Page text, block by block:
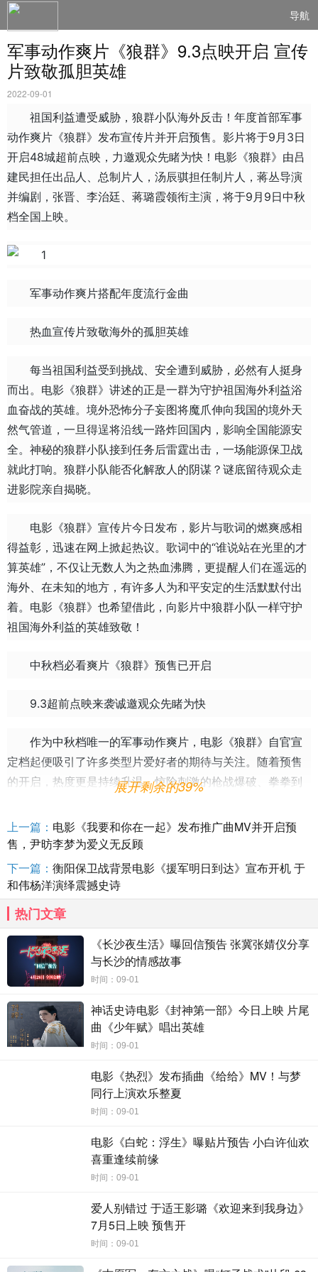
导航
军事动作爽片《狼群》9.3点映开启 宣传
片致敬孤胆英雄
2022-09-01
祖国利益遭受威胁，狼群小队海外反击！年度首部军事
动作爽片《狼群》发布宣传片并开启预售。影片将于9月3日
开启48城超前点映，力邀观众先睹为快！电影《狼群》由吕
建民担任出品人、总制片人，汤辰骐担任制片人，蒋丛导演
并编剧，张晋、李治廷、蒋璐霞领衔主演，将于9月9日中秋
档全国上映。
军事动作爽片搭配年度流行金曲
热血宣传片致敬海外的孤胆英雄
每当祖国利益受到挑战、安全遭到威胁，必然有人挺身
而出。电影《狼群》讲述的正是一群为守护祖国海外利益浴
血奋战的英雄。境外恐怖分子妄图将魔爪伸向我国的境外天
然气管道，一旦得逞将沿线一路炸回国内，影响全国能源安
全。神秘的狼群小队接到任务后雷霆出击，一场能源保卫战
就此打响。狼群小队能否化解敌人的阴谋？谜底留待观众走
进影院亲自揭晓。
电影《狼群》宣传片今日发布，影片与歌词的燃爽感相
得益彰，迅速在网上掀起热议。歌词中的“谁说站在光里的才
算英雄”，不仅让无数人为之热血沸腾，更提醒人们在遥远的
海外、在未知的地方，有许多人为和平安定的生活默默付出
着。电影《狼群》也希望借此，向影片中狼群小队一样守护
祖国海外利益的英雄致敬！
中秋档必看爽片《狼群》预售已开启
9.3超前点映来袭诚邀观众先睹为快
作为中秋档唯一的军事动作爽片，电影《狼群》自官宣
定档起便吸引了许多类型片爱好者的期待与关注。随着预售
的开启，热度更是持续升温。惊险刺激的枪战爆破、拳拳到
种吸睛元素的叠加，让许多观众将《狼群》视作今年中秋档
的观影首选。
电影《狼群》趁热打铁，提前“开火”，宣布9月3日即将
开启48城超前点映，诚邀观众加入狼群小队，一同守护祖国
海外利益，埋葬来犯之敌。点映信息与城市一经公布，迅速
获得大批观众的热烈回应：“张晋李治廷蒋璐霞一起演动作
片，这个阵容看到就是赚到”、“已经提前买好票了，周末就去
支持《狼群》，向英雄致敬！”枪已上膛，蓄势待发，向一切
侵犯祖国海外利益者开火！
2022首部军事动作爽片《狼群》由春秋时代（平潭）影
（北京）国际文化发展有限公司、云南金彩视界影业股份有
限公司、云南文化产业投资控股集团有限责任公司、厦门项
王电影有限公司、北京世纪明轩文化传媒有限公司、梦马人
（北京）影视传媒有限公司、北京中关村科学城建设股份有
限公司、北京卓然影业有限公司、海南橙影文化传媒有限公
司联合出品， 潇湘电影集团有限公司、湖南蛮好电影有限公
展开剩余的39%
上一篇： 电影《我要和你在一起》发布推广曲MV并开启预
售，尹昉李梦为爱义无反顾
下一篇： 衡阳保卫战背景电影《援军明日到达》宣布开机 于
和伟杨洋演绎震撼史诗
热门文章
《长沙夜生活》曝回信预告 张冀张婧仪分享
与长沙的情感故事
时间：09-01
神话史诗电影《封神第一部》今日上映 片尾
曲《少年赋》唱出英雄
时间：09-01
电影《热烈》发布插曲《给给》MV！与梦
同行上演欢乐整夏
时间：09-01
电影《白蛇：浮生》曝贴片预告 小白许仙欢
喜重逢续前缘
时间：09-01
爱人别错过 于适王影璐《欢迎来到我身边》
7月5日上映 预售开
时间：09-01